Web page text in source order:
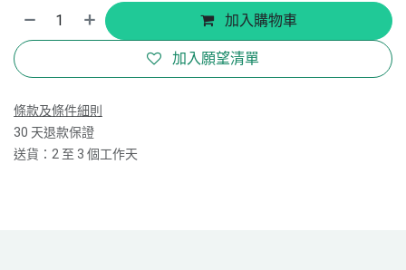
加入購物車
加入願望清單
條款及條件細則
30 天退款保證
送貨：2 至 3 個工作天